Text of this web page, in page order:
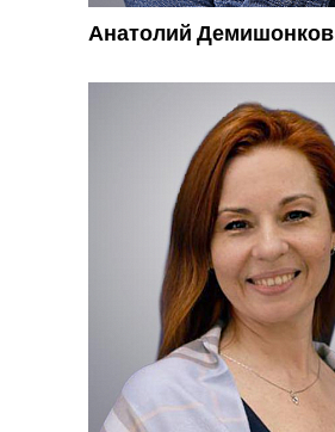
Анатолий Демишонков